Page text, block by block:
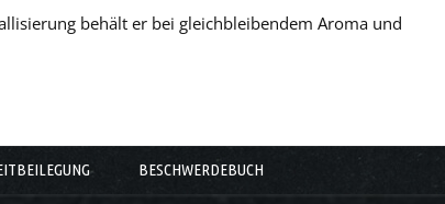
behält er bei gleichbleibendem Aroma und
BESCHWERDEBUCH